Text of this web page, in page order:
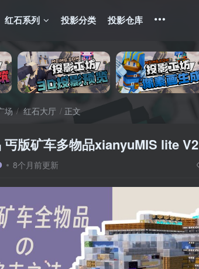
红石系列 投影分类 投影仓库
场 红石大厅 正文
丐版矿车多物品xianyuMIS lite V2
8个月前更新